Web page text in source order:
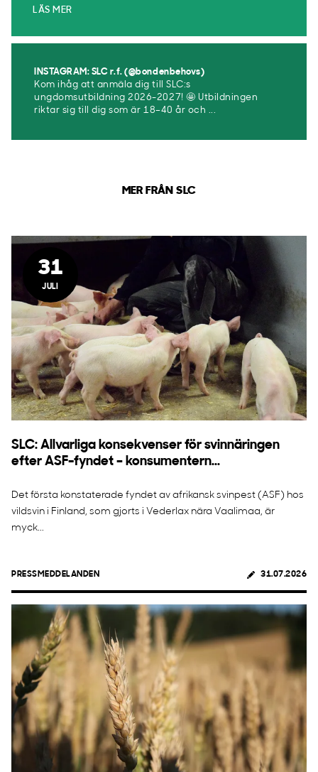
LÄS MER
INSTAGRAM: SLC r.f. (@bondenbehovs)
Kom ihåg att anmäla dig till SLC:s
ungdomsutbildning 2026-2027! 🤩 Utbildningen
riktar sig till dig som är 18–40 år och ...
MER FRÅN SLC
31
JULI
SLC: Allvarliga konsekvenser för svinnäringen
efter ASF-fyndet – konsumentern...
Det första konstaterade fyndet av afrikansk svinpest (ASF) hos
vildsvin i Finland, som gjorts i Vederlax nära Vaalimaa, är
myck...
PRESSMEDDELANDEN 31.07.2026